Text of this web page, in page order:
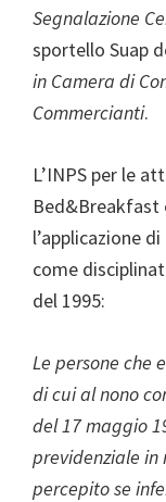
Segnalazione
sportello Suap
in Camera di
Commercianti.
L’INPS per le
Bed&Breakfast
l’applicazione
come
del 1995:
Le persone che
di cui al nono
del 17 maggio
previdenziale
percepito se